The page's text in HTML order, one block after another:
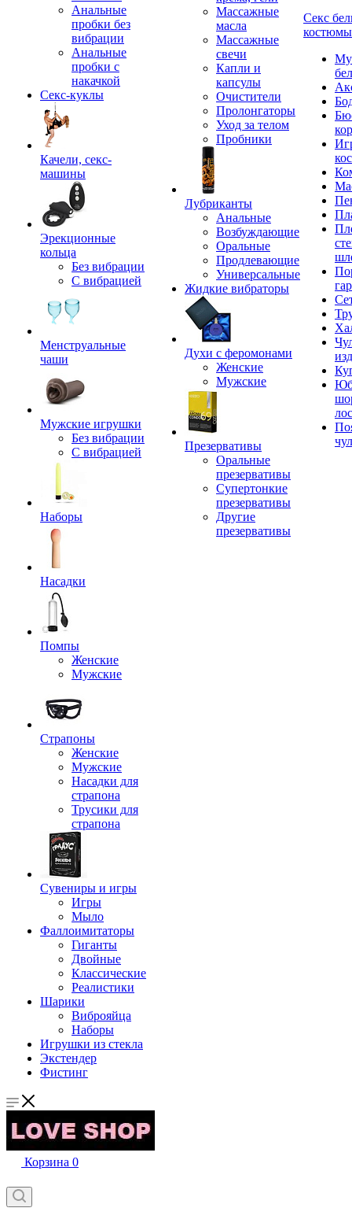
Анальные
пробки без
вибрации
Анальные
пробки с
накачкой
Секс-куклы
Качели, секс-
машины
Эрекционные
кольца
Без вибрации
С вибрацией
Менструальные
чаши
Мужские игрушки
Без вибрации
С вибрацией
Наборы
Насадки
Помпы
Женские
Мужские
Страпоны
Женские
Мужские
Насадки для
страпона
Трусики для
страпона
Сувениры и игры
Игры
Мыло
Фаллоимитаторы
Гиганты
Двойные
Классические
Реалистики
Шарики
Виброяйца
Наборы
Игрушки из стекла
Экстендер
Фистинг
Массажные
масла
Массажные
свечи
Капли и
капсулы
Очистители
Пролонгаторы
Уход за телом
Пробники
Лубриканты
Анальные
Возбуждающие
Оральные
Продлевающие
Универсальные
Жидкие вибраторы
Духи с феромонами
Женские
Мужские
Презервативы
Оральные
презервативы
Супертонкие
презервативы
Другие
презервативы
Секс
костюмы
Корзина 0